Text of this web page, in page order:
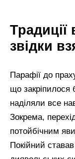
Традиції
звідки
Парафії до
що закріпилося
наділяли все
Зокрема,
потойбічним
Покійний